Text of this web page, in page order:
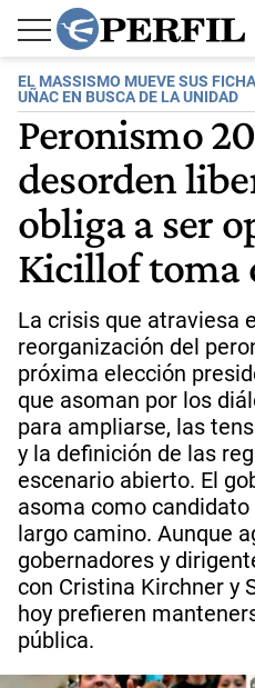
EL MASSISMO MUEVE SUS
UÑAC EN BUSCA DE LA UNIDAD
Peronismo
desorden
obliga a ser
Kicillof toma
La crisis que atraviesa
reorganización del
próxima elección
que asoman por los
para ampliarse, las
y la definición de las
escenario abierto. El
asoma como
largo camino. Aunque
gobernadores y
con Cristina Kirchner y
hoy prefieren
pública.